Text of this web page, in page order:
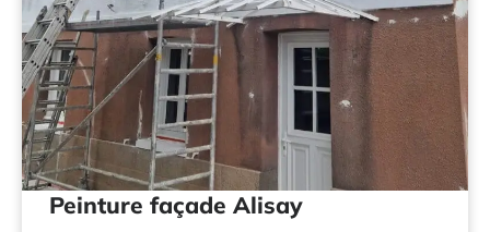
Peinture façade Alisay